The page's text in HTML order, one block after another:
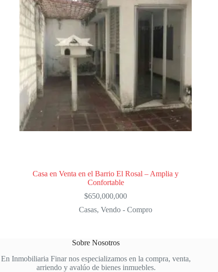
Casa en Venta en el Barrio El Rosal – Amplia y
Confortable
$650,000,000
Casas, Vendo - Compro
Sobre Nosotros
En Inmobiliaria Finar nos especializamos en la compra, venta,
arriendo y avalúo de bienes inmuebles.